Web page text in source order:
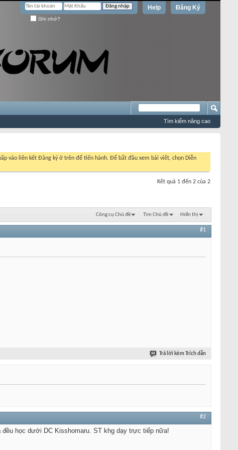
Đăng Ký
Help
Ghi nhớ?
Tìm kiếm nâng cao
vào liên kết Đăng ký ở trên để tiến hành. Để bắt đầu xem bài viết, chọn Diễn
Kết quả 1 đến 2 của 2
Công cụ Chủ đề Tìm Chủ đề Hiển thị
#1
Trả lời kèm Trích dẫn
#2
học dưới DC Kisshomaru. ST khg dạy trực tiếp nữa!